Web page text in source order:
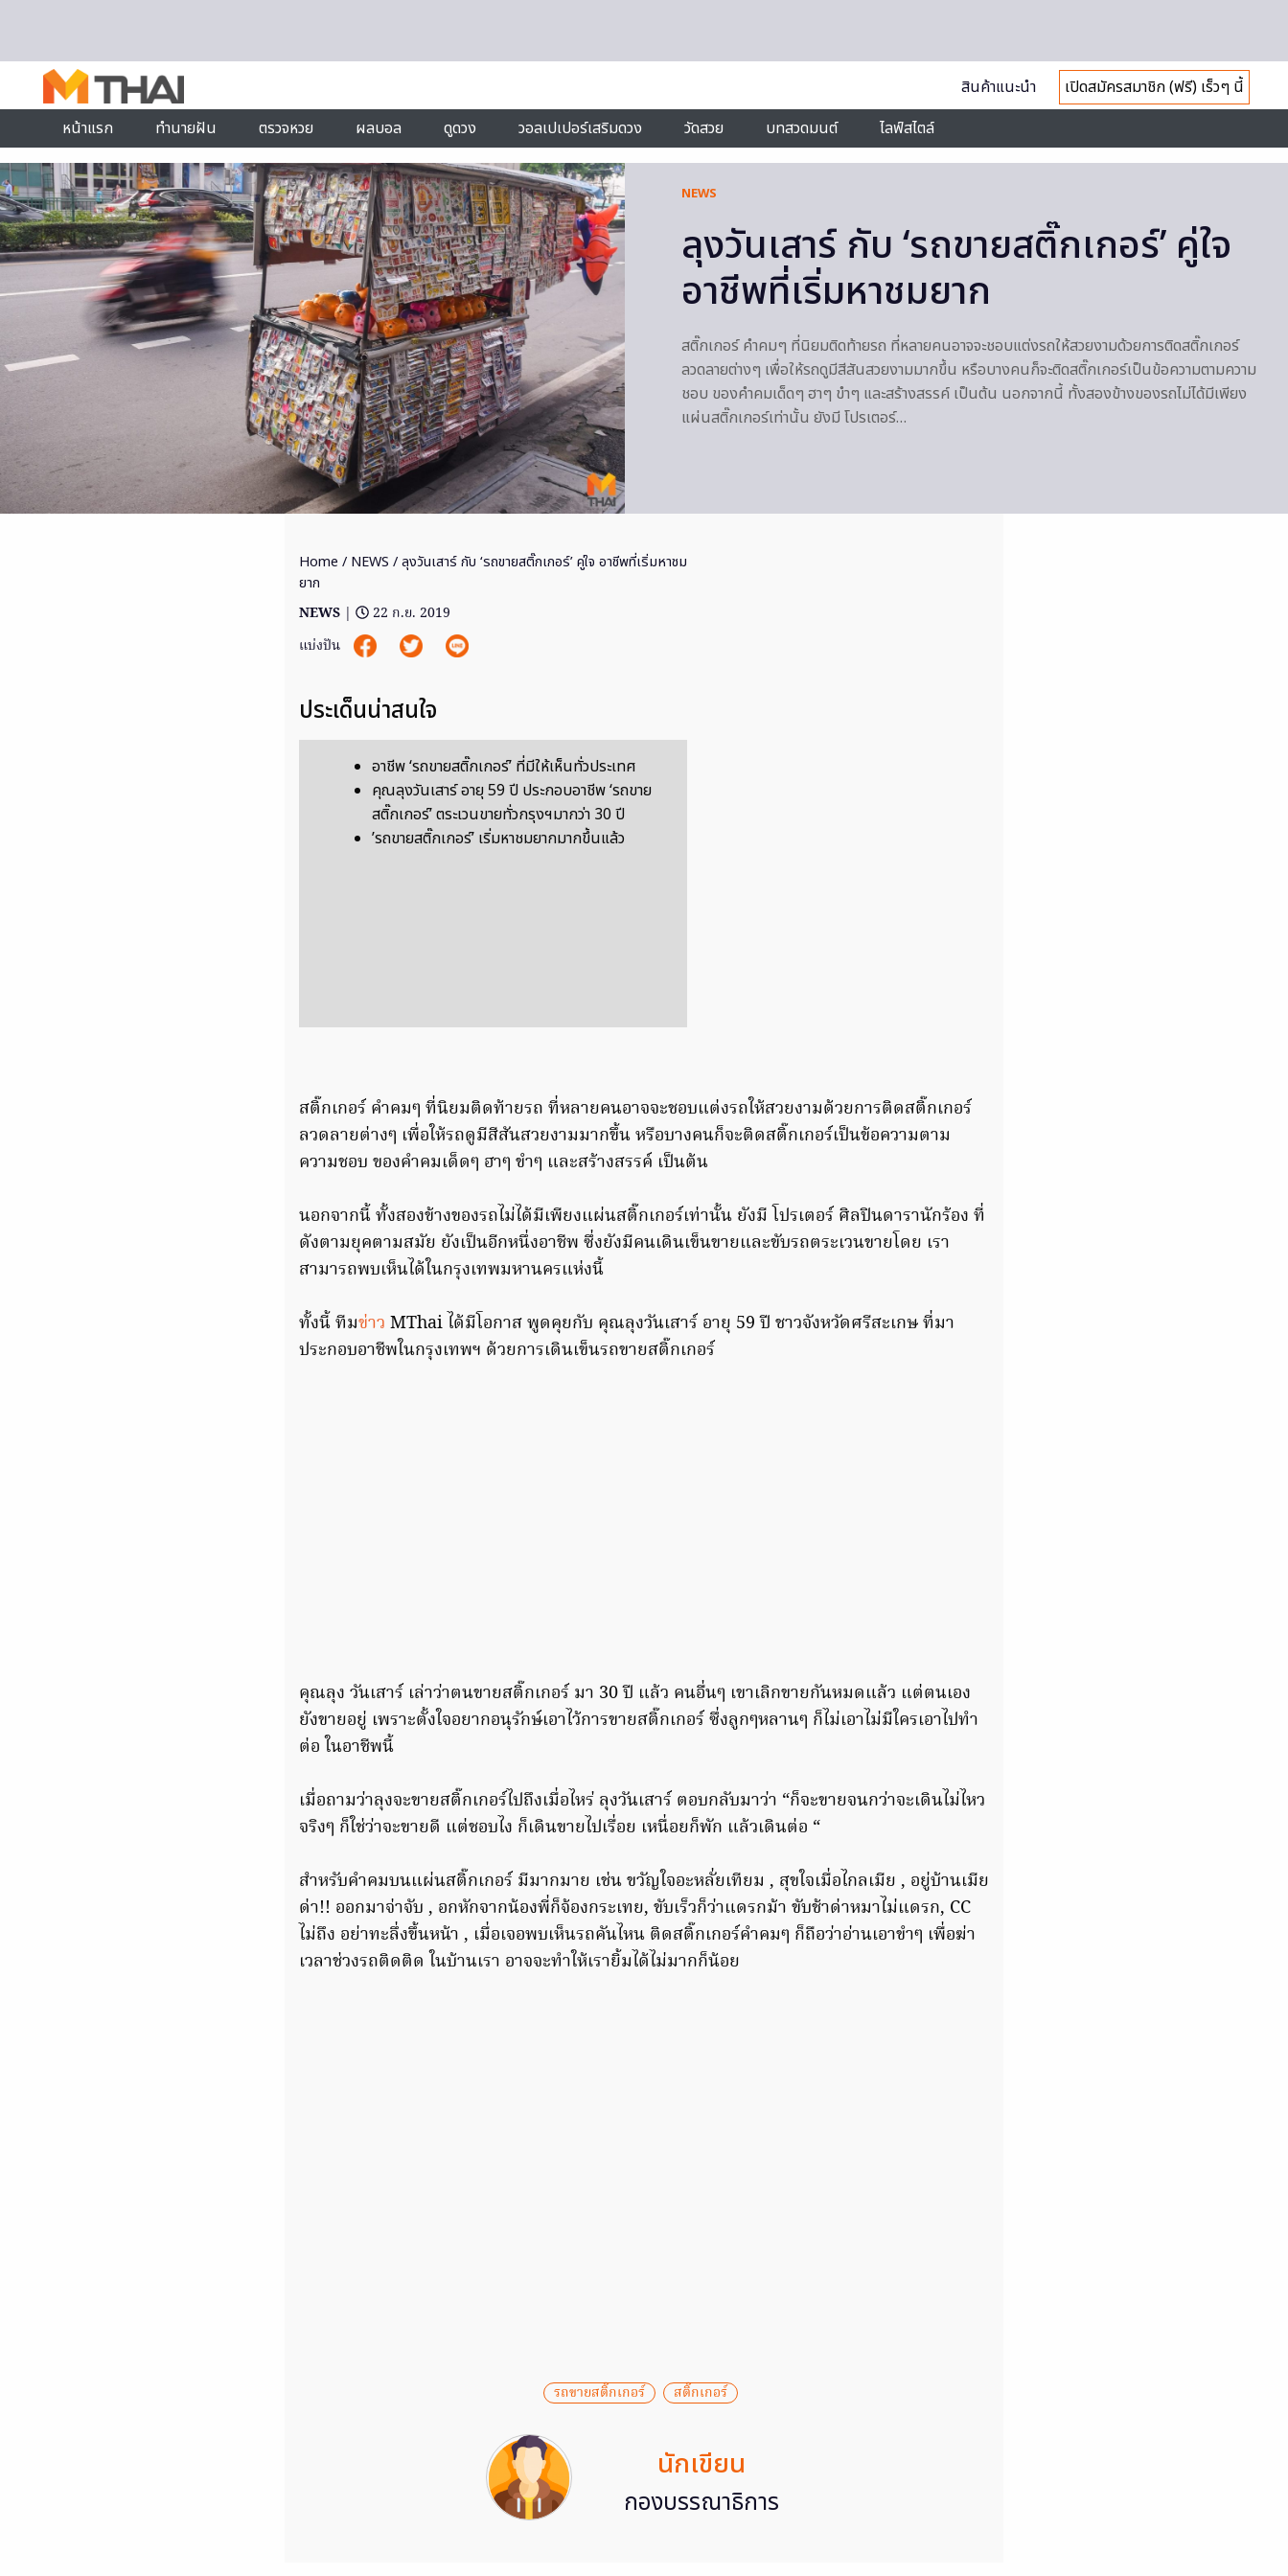
สินค้าแนะนำ
เปิดสมัครสมาชิก (ฟรี) เร็วๆ นี้
หน้าแรก
ทำนายฝัน ตรวจหวย ผลบอล ดูดวง วอลเปเปอร์เสริมดวง วัดสวย บทสวดมนต์ ไลฟ์สไตล์
NEWS
ลุงวันเสาร์ กับ ‘รถขายสติ๊กเกอร์’ คู่ใจ
อาชีพที่เริ่มหาชมยาก
สติ๊กเกอร์ คำคมๆ ที่นิยมติดท้ายรถ ที่หลายคนอาจจะชอบแต่งรถให้สวยงามด้วยการติดสติ๊กเกอร์
ลวดลายต่างๆ เพื่อให้รถดูมีสีสันสวยงามมากขึ้น หรือบางคนก็จะติดสติ๊กเกอร์เป็นข้อความตามความ
ชอบ ของคำคมเด็ดๆ ฮาๆ ขำๆ และสร้างสรรค์ เป็นต้น นอกจากนี้ ทั้งสองข้างของรถไม่ได้มีเพียง
แผ่นสติ๊กเกอร์เท่านั้น ยังมี โปรเตอร์…
Home / NEWS / ลุงวันเสาร์ กับ ‘รถขายสติ๊กเกอร์’ คู่ใจ อาชีพที่เริ่มหาชม
ยาก
NEWS |
22 ก.ย. 2019
แบ่งปัน
ประเด็นน่าสนใจ
อาชีพ ‘รถขายสติ๊กเกอร์’ ที่มีให้เห็นทั่วประเทศ
คุณลุงวันเสาร์ อายุ 59 ปี ประกอบอาชีพ ‘รถขาย
สติ๊กเกอร์’ ตระเวนขายทั่วกรุงฯมากว่า 30 ปี
’รถขายสติ๊กเกอร์’ เริ่มหาชมยากมากขึ้นแล้ว
สติ๊กเกอร์ คำคมๆ ที่นิยมติดท้ายรถ ที่หลายคนอาจจะชอบแต่งรถให้สวยงามด้วยการติดสติ๊กเกอร์
ลวดลายต่างๆ เพื่อให้รถดูมีสีสันสวยงามมากขึ้น หรือบางคนก็จะติดสติ๊กเกอร์เป็นข้อความตาม
ความชอบ ของคำคมเด็ดๆ ฮาๆ ขำๆ และสร้างสรรค์ เป็นต้น
นอกจากนี้ ทั้งสองข้างของรถไม่ได้มีเพียงแผ่นสติ๊กเกอร์เท่านั้น ยังมี โปรเตอร์ ศิลปินดารานักร้อง ที่
ดังตามยุคตามสมัย ยังเป็นอีกหนึ่งอาชีพ ซึ่งยังมีคนเดินเข็นขายและขับรถตระเวนขายโดย เรา
สามารถพบเห็นได้ในกรุงเทพมหานครแห่งนี้
ทั้งนี้ ทีมข่าว MThai ได้มีโอกาส พูดคุยกับ คุณลุงวันเสาร์ อายุ 59 ปี ชาวจังหวัดศรีสะเกษ ที่มา
ประกอบอาชีพในกรุงเทพฯ ด้วยการเดินเข็นรถขายสติ๊กเกอร์
คุณลุง วันเสาร์ เล่าว่าตนขายสติ๊กเกอร์ มา 30 ปี แล้ว คนอื่นๆ เขาเลิกขายกันหมดแล้ว แต่ตนเอง
ยังขายอยู่ เพราะตั้งใจอยากอนุรักษ์เอาไว้การขายสติ๊กเกอร์ ซึ่งลูกๆหลานๆ ก็ไม่เอาไม่มีใครเอาไปทำ
ต่อ ในอาชีพนี้
เมื่อถามว่าลุงจะขายสติ๊กเกอร์ไปถึงเมื่อไหร่ ลุงวันเสาร์ ตอบกลับมาว่า “ก็จะขายจนกว่าจะเดินไม่ไหว
จริงๆ ก็ใช่ว่าจะขายดี แต่ชอบไง ก็เดินขายไปเรื่อย เหนื่อยก็พัก แล้วเดินต่อ “
สำหรับคำคมบนแผ่นสติ๊กเกอร์ มีมากมาย เช่น ขวัญใจอะหลั่ยเทียม , สุขใจเมื่อไกลเมีย , อยู่บ้านเมีย
ด่า!! ออกมาจ่าจับ , อกหักจากน้องพี่ก็จ้องกระเทย, ขับเร็วก็ว่าแดรกม้า ขับช้าด่าหมาไม่แดรก, CC
ไม่ถึง อย่าทะลึ่งขึ้นหน้า , เมื่อเจอพบเห็นรถคันไหน ติดสติ๊กเกอร์คำคมๆ ก็ถือว่าอ่านเอาขำๆ เพื่อฆ่า
เวลาช่วงรถติดติด ในบ้านเรา อาจจะทำให้เรายิ้มได้ไม่มากก็น้อย
รถขายสติ๊กเกอร์ สติ๊กเกอร์
นักเขียน
กองบรรณาธิการ